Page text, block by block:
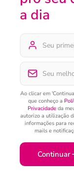
a dia
Ao clicar em
que conheço a
Privacidadeda
autorizo a utilização
informações para
mails e
Continuar